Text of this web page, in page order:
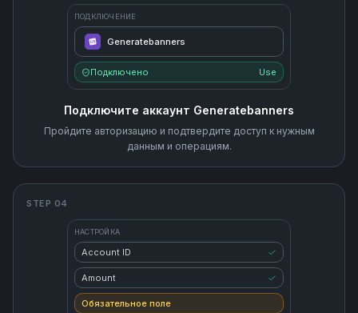
ПОДКЛЮЧЕНИЕ
Generatebanners
Подключено Use
Подключите аккаунт Generatebanners
Пройдите авторизацию и подтвердите доступ к нужным
данным и операциям.
STEP 04
НАСТРОЙКА
Account ID
Amount
Обязательное поле